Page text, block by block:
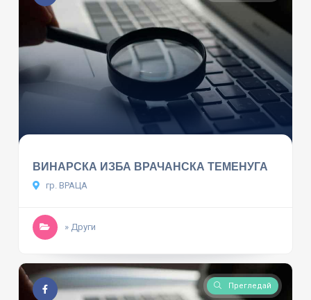
ВИНАРСКА ИЗБА ВРАЧАНСКА ТЕМЕНУГА
гр. ВРАЦА
» Други
Прегледай